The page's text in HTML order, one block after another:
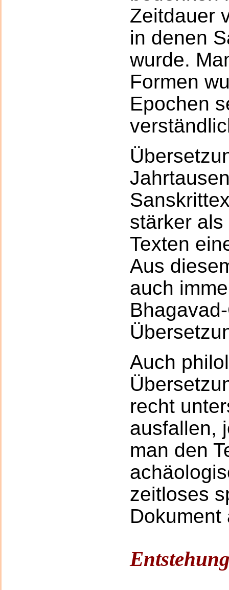
Zeitdauer
in denen
wurde.
Formen
Epochen
stärker
Texten
Aus
auch
Auch
recht
ausfallen,
man den
zeitloses
Dokument